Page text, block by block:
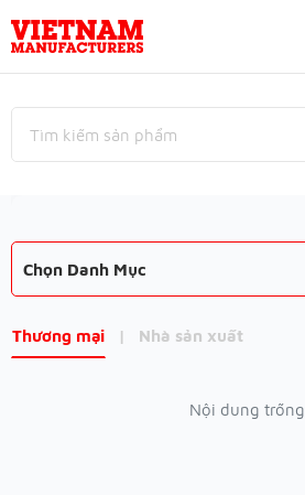
Chọn Danh Mục
Thương mại | Nhà sản xuất
Nội dung trống